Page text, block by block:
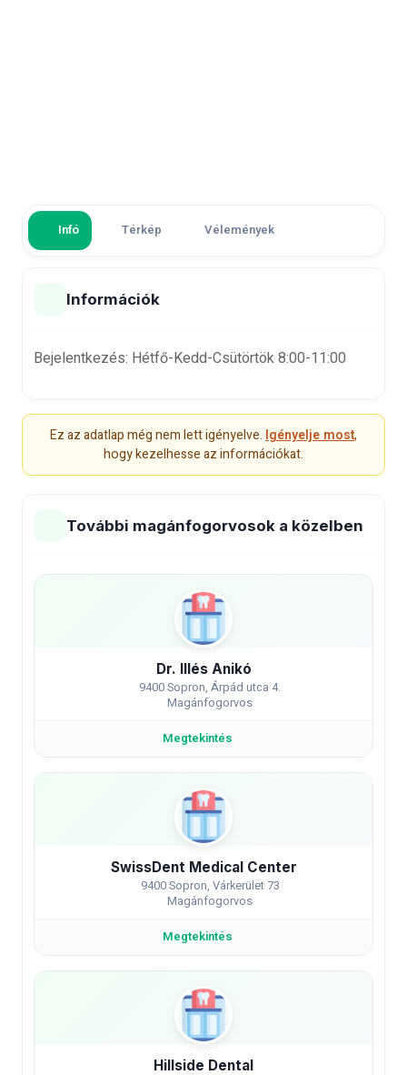
Infó Térkép Vélemények
Információk
Bejelentkezés: Hétfő-Kedd-Csütörtök 8:00-11:00
Ez az adatlap még nem lett igényelve. Igényelje most,
hogy kezelhesse az információkat.
További magánfogorvosok a közelben
Dr. Illés Anikó
9400 Sopron, Árpád utca 4.
Magánfogorvos
Megtekintés
SwissDent Medical Center
9400 Sopron, Várkerület 73
Magánfogorvos
Megtekintés
Hillside Dental